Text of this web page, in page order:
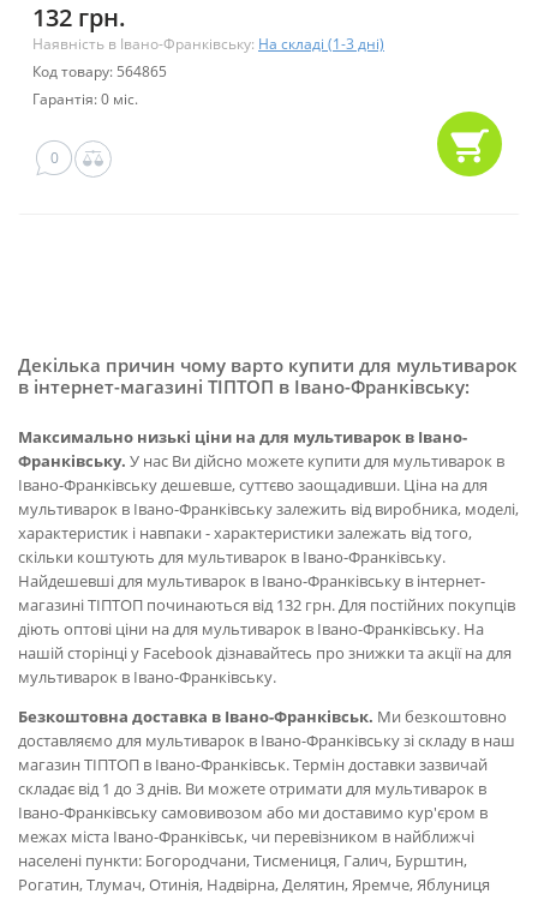
132 грн.
Наявність в Івано-Франківську: На складі (1-3 дні)
Код товару: 564865
Гарантія: 0 міс.
0
Декілька причин чому варто купити для мультиварок
в інтернет-магазині ТІПТОП в Івано-Франківську:
Максимально низькі ціни на для мультиварок в Івано-
Франківську. У нас Ви дійсно можете купити для мультиварок в
Івано-Франківську дешевше, суттєво заощадивши. Ціна на для
мультиварок в Івано-Франківську залежить від виробника, моделі,
характеристик і навпаки - характеристики залежать від того,
скільки коштують для мультиварок в Івано-Франківську.
Найдешевші для мультиварок в Івано-Франківську в інтернет-
магазині ТІПТОП починаються від 132 грн. Для постійних покупців
діють оптові ціни на для мультиварок в Івано-Франківську. На
нашій сторінці у Facebook дізнавайтесь про знижки та акції на для
мультиварок в Івано-Франківську.
Безкоштовна доставка в Івано-Франківськ. Ми безкоштовно
доставляємо для мультиварок в Івано-Франківську зі складу в наш
магазин ТІПТОП в Івано-Франківськ. Термін доставки зазвичай
складає від 1 до 3 днів. Ви можете отримати для мультиварок в
Івано-Франківську самовивозом або ми доставимо кур'єром в
межах міста Івано-Франківськ, чи перевізником в найближчі
населені пункти: Богородчани, Тисмениця, Галич, Бурштин,
Рогатин, Тлумач, Отинія, Надвірна, Делятин, Яремче, Яблуниця